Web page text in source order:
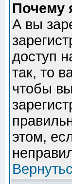
Почему
А вы
доступ
так, то
чтобы
этом,